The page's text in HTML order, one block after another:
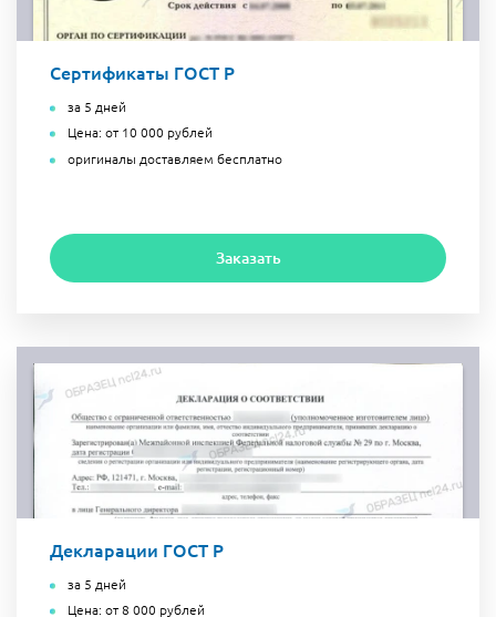
Сертификаты ГОСТ Р
за 5 дней
Цена: от 10 000 рублей
оригиналы доставляем бесплатно
Заказать
Декларации ГОСТ Р
за 5 дней
Цена: от 8 000 рублей